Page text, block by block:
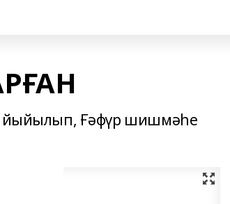
йыйылып, Ғәфүр шишмәһе